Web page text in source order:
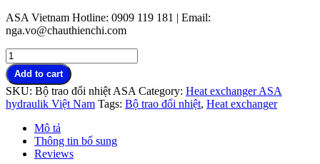
ASA Vietnam Hotline: 0909 119 181 | Email:
nga.vo@chauthienchi.com
Bộ
trao
đổi
nhiệt
ASA
Technology
quantity
Add to cart
SKU: Bộ trao đổi nhiệt ASA Category: Heat exchanger ASA
hydraulik Việt Nam Tags: Bộ trao đổi nhiệt, Heat exchanger
Mô tả
Thông tin bổ sung
Reviews